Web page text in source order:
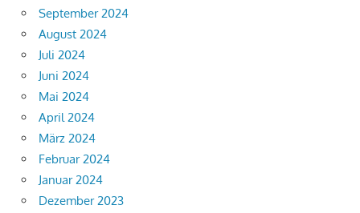
September 2024
August 2024
Juli 2024
Juni 2024
Mai 2024
April 2024
März 2024
Februar 2024
Januar 2024
Dezember 2023